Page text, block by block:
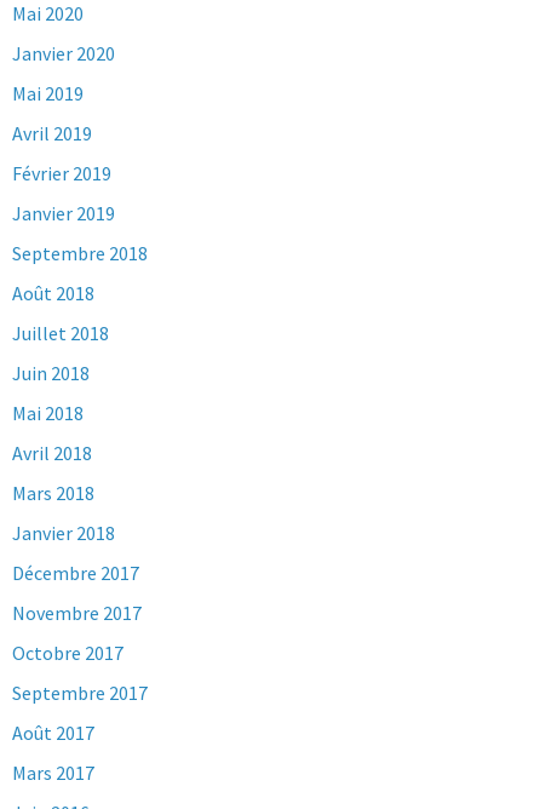
Mai 2020
Janvier 2020
Mai 2019
Avril 2019
Février 2019
Janvier 2019
Septembre 2018
Août 2018
Juillet 2018
Juin 2018
Mai 2018
Avril 2018
Mars 2018
Janvier 2018
Décembre 2017
Novembre 2017
Octobre 2017
Septembre 2017
Août 2017
Mars 2017